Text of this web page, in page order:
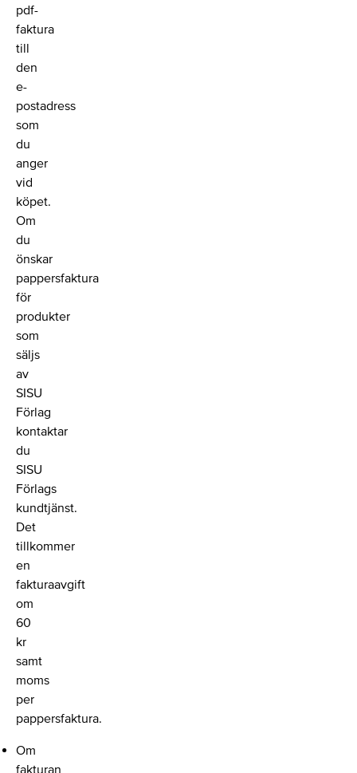
pdf-
faktura
till
den
e-
postadress
som
du
anger
vid
köpet.
Om
du
önskar
pappersfaktura
för
produkter
som
säljs
av
SISU
Förlag
kontaktar
du
SISU
Förlags
kundtjänst.
Det
tillkommer
en
fakturaavgift
om
60
kr
samt
moms
per
pappersfaktura.
Om
fakturan